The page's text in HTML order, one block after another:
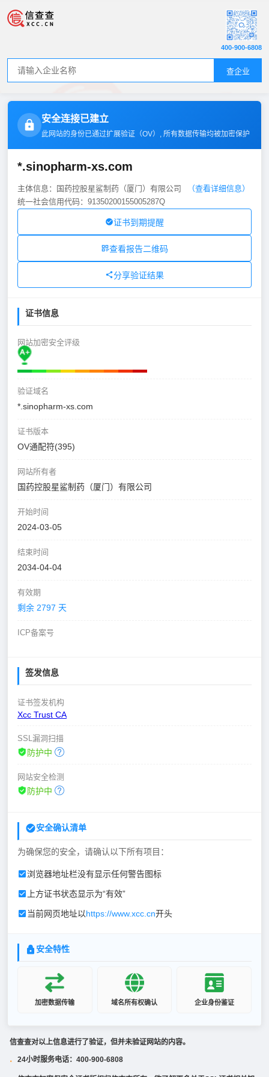
查企业
400-900-6808
安全连接已建立
此网站的身份已通过扩展验证（OV）, 所有数据传输均被加密保护
*.sinopharm-xs.com
主体信息：国药控股星鲨制药（厦门）有限公司
（查看详细信息）
统一社会信用代码：91350200155005287Q
证书到期提醒
查看报告二维码
分享验证结果
证书信息
网站加密安全评级
验证域名
*.sinopharm-xs.com
证书版本
OV通配符(395)
网站所有者
国药控股星鲨制药（厦门）有限公司
开始时间
2024-03-05
结束时间
2034-04-04
有效期
剩余 2797 天
ICP备案号
签发信息
证书签发机构
Xcc Trust CA
SSL漏洞扫描
防护中
网站安全检测
防护中
安全确认清单
为确保您的安全，请确认以下所有项目：
浏览器地址栏没有显示任何警告图标
上方证书状态显示为“有效”
当前网页地址以https://www.xcc.cn开头
安全特性
加密数据传输 域名所有权确认 企业身份鉴证
信查查对以上信息进行了验证，但并未验证网站的内容。
· 24小时服务电话：400-900-6808